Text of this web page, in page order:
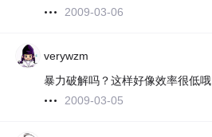
2009-03-06
verywzm
暴力破解吗？这样好像效率很低哦
2009-03-05